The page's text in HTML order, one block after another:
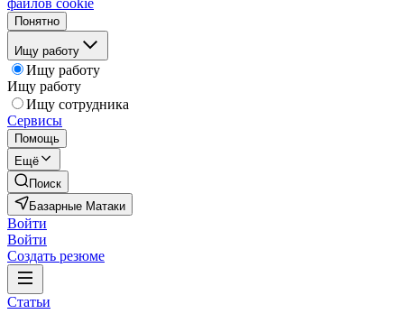
файлов cookie
Понятно
Ищу работу
Ищу работу
Ищу работу
Ищу сотрудника
Сервисы
Помощь
Ещё
Поиск
Базарные Матаки
Войти
Войти
Создать резюме
Статьи